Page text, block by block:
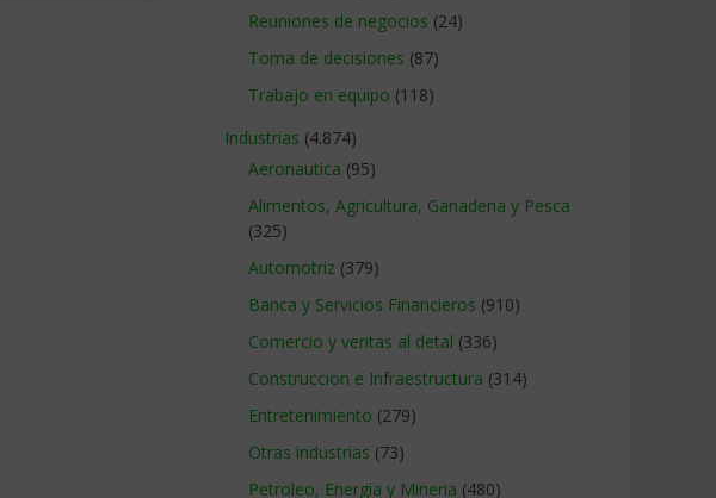
Reuniones de negocios (24)
Toma de decisiones (87)
Trabajo en equipo (118)
Industrias (4.874)
Aeronautica (95)
Alimentos, Agricultura, Ganaderia y Pesca
(325)
Automotriz (379)
Banca y Servicios Financieros (910)
Comercio y ventas al detal (336)
Construccion e Infraestructura (314)
Entretenimiento (279)
Otras industrias (73)
Petroleo, Energia y Mineria (480)